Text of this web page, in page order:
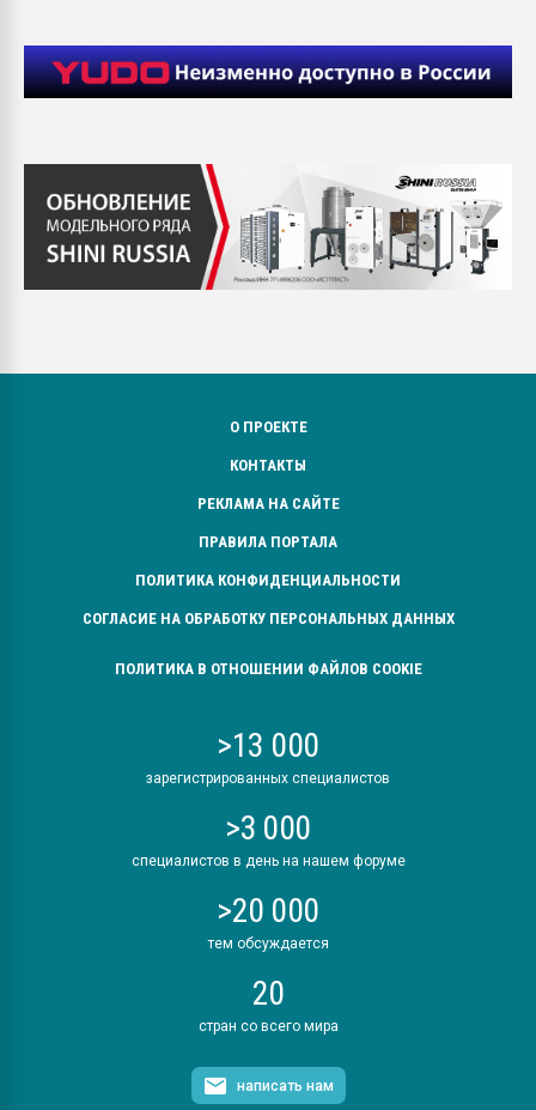
О ПРОЕКТЕ
КОНТАКТЫ
РЕКЛАМА НА САЙТЕ
ПРАВИЛА ПОРТАЛА
ПОЛИТИКА КОНФИДЕНЦИАЛЬНОСТИ
СОГЛАСИЕ НА ОБРАБОТКУ ПЕРСОНАЛЬНЫХ ДАННЫХ
ПОЛИТИКА В ОТНОШЕНИИ ФАЙЛОВ COOKIE
>13 000
зарегистрированных специалистов
>3 000
специалистов в день на нашем форуме
>20 000
тем обсуждается
20
стран со всего мира
написать нам